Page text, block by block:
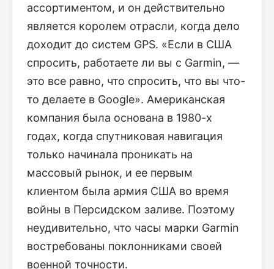
ассортиментом, и он действительно
является королем отрасли, когда дело
доходит до систем GPS. «Если в США
спросить, работаете ли вы с Garmin, —
это все равно, что спросить, что вы что-
то делаете в Google». Американская
компания была основана в 1980-х
годах, когда спутниковая навигация
только начинала проникать на
массовый рынок, и ее первым
клиентом была армия США во время
войны в Персидском заливе. Поэтому
неудивительно, что часы марки Garmin
востребованы поклонниками своей
военной точности.